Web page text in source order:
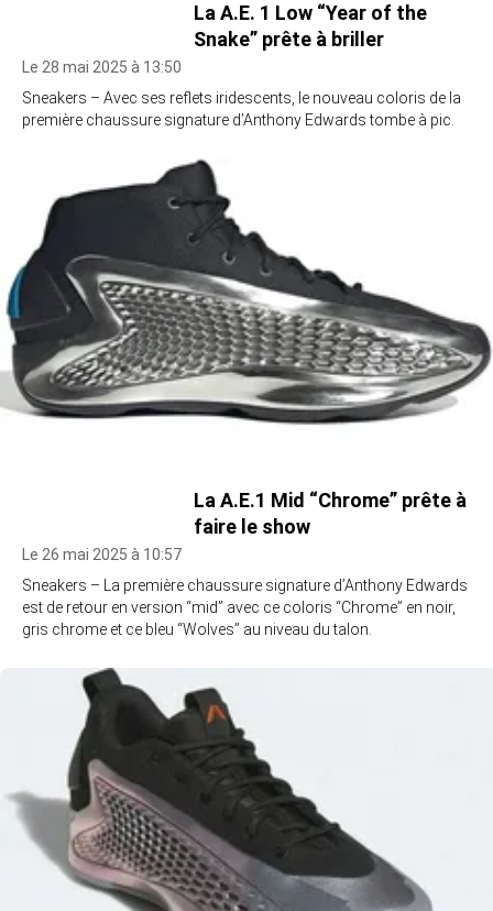
La A.E. 1 Low “Year of the
Snake” prête à briller
Le 28 mai 2025 à 13:50
Sneakers – Avec ses reflets iridescents, le nouveau coloris de la
première chaussure signature d’Anthony Edwards tombe à pic.
La A.E.1 Mid “Chrome” prête à
faire le show
Le 26 mai 2025 à 10:57
Sneakers – La première chaussure signature d’Anthony Edwards
est de retour en version “mid” avec ce coloris “Chrome” en noir,
gris chrome et ce bleu “Wolves” au niveau du talon.